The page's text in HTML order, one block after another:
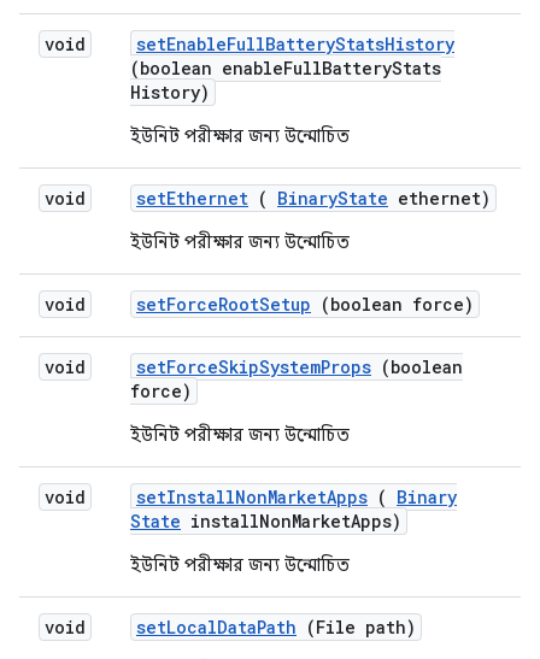
void setEnableFullBatteryStatsHistory
(boolean enableFullBatteryStats
History)
ইউনিট পরীক্ষার জন্য উন্মোচিত
void setEthernet ( BinaryState ethernet)
ইউনিট পরীক্ষার জন্য উন্মোচিত
void setForceRootSetup (boolean force)
void setForceSkipSystemProps (boolean
force)
ইউনিট পরীক্ষার জন্য উন্মোচিত
void setInstallNonMarketApps ( Binary
State installNonMarketApps)
ইউনিট পরীক্ষার জন্য উন্মোচিত
void setLocalDataPath (File path)